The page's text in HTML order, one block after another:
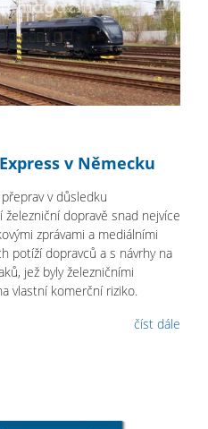
v Německu
v důsledku
dopravě snad nejvíce
zprávami a mediálními
potíží dopravců a s návrhy na
jež byly železničními
vlastní komerční riziko.
číst dále